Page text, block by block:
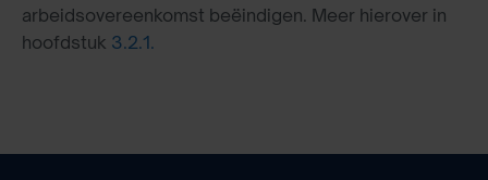
arbeidsovereenkomst beëindigen. Meer hierover in
hoofdstuk 3.2.1.